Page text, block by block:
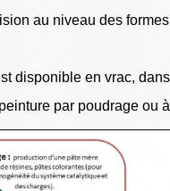
au niveau des
disponible en vrac,
par poudrage ou